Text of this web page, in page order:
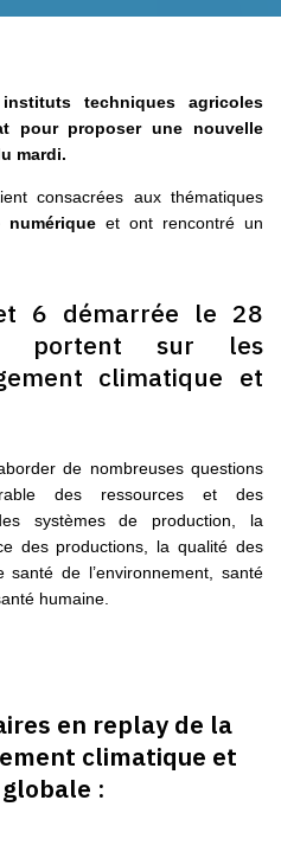
techniques agricoles
pour proposer une nouvelle
mardi.
consacrées aux thématiques
et ont rencontré un
6 démarrée le 28
portent sur les
climatique et
de nombreuses questions
des ressources et des
systèmes de production, la
des productions, la qualité des
de l’environnement, santé
humaine.
en replay de la
climatique et
: